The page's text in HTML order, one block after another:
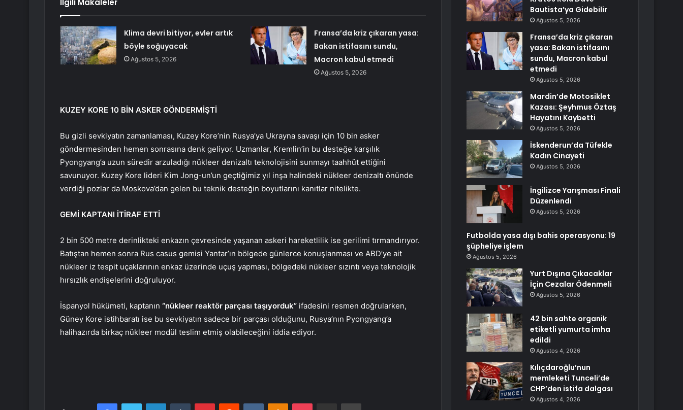
İlgili Makaleler
Klima devri bitiyor, evler artık
böyle soğuyacak
Ağustos 5, 2026
Fransa’da kriz çıkaran yasa:
Bakan istifasını sundu,
Macron kabul etmedi
Ağustos 5, 2026
KUZEY KORE 10 BİN ASKER GÖNDERMİŞTİ
Bu gizli sevkiyatın zamanlaması, Kuzey Kore’nin Rusya’ya Ukrayna savaşı için 10 bin asker
göndermesinden hemen sonrasına denk geliyor. Uzmanlar, Kremlin’in bu desteğe karşılık
Pyongyang’a uzun süredir arzuladığı nükleer denizaltı teknolojisini sunmayı taahhüt ettiğini
savunuyor. Kuzey Kore lideri Kim Jong-un’un geçtiğimiz yıl inşa halindeki nükleer denizaltı önünde
verdiği pozlar da Moskova’dan gelen bu teknik desteğin boyutlarını kanıtlar nitelikte.
GEMİ KAPTANI İTİRAF ETTİ
2 bin 500 metre derinlikteki enkazın çevresinde yaşanan askeri hareketlilik ise gerilimi tırmandırıyor.
Batıştan hemen sonra Rus casus gemisi Yantar’ın bölgede günlerce konuşlanması ve ABD’ye ait
nükleer iz tespit uçaklarının enkaz üzerinde uçuş yapması, bölgedeki nükleer sızıntı veya teknolojik
hırsızlık endişelerini doğruluyor.
İspanyol hükümeti, kaptanın “nükleer reaktör parçası taşıyorduk” ifadesini resmen doğrularken,
Güney Kore istihbaratı ise bu sevkiyatın sadece bir parçası olduğunu, Rusya’nın Pyongyang’a
halihazırda birkaç nükleer modül teslim etmiş olabileceğini iddia ediyor.
FacebookTwitter LinkedInTumblr PinterestReddit VKontakteOdnoklassniki
Pocket E-Posta ile paylaş Yazdır
Bautista’ya Gidebilir
Ağustos 5, 2026
Fransa’da kriz çıkaran
yasa: Bakan istifasını
sundu, Macron kabul
etmedi
Ağustos 5, 2026
Mardin’de Motosiklet
Kazası: Şeyhmus Öztaş
Hayatını Kaybetti
Ağustos 5, 2026
İskenderun’da Tüfekle
Kadın Cinayeti
Ağustos 5, 2026
İngilizce Yarışması Finali
Düzenlendi
Ağustos 5, 2026
Futbolda yasa dışı bahis operasyonu: 19
şüpheliye işlem
Ağustos 5, 2026
Yurt Dışına Çıkacaklar
İçin Cezalar Ödenmeli
Ağustos 5, 2026
42 bin sahte organik
etiketli yumurta imha
edildi
Ağustos 4, 2026
Kılıçdaroğlu’nun
memleketi Tunceli’de
CHP’den istifa dalgası
Ağustos 4, 2026